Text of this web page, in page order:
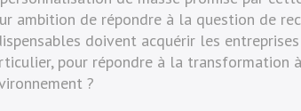
ambition de répondre à la question de
doivent acquérir les
pour répondre à la
?